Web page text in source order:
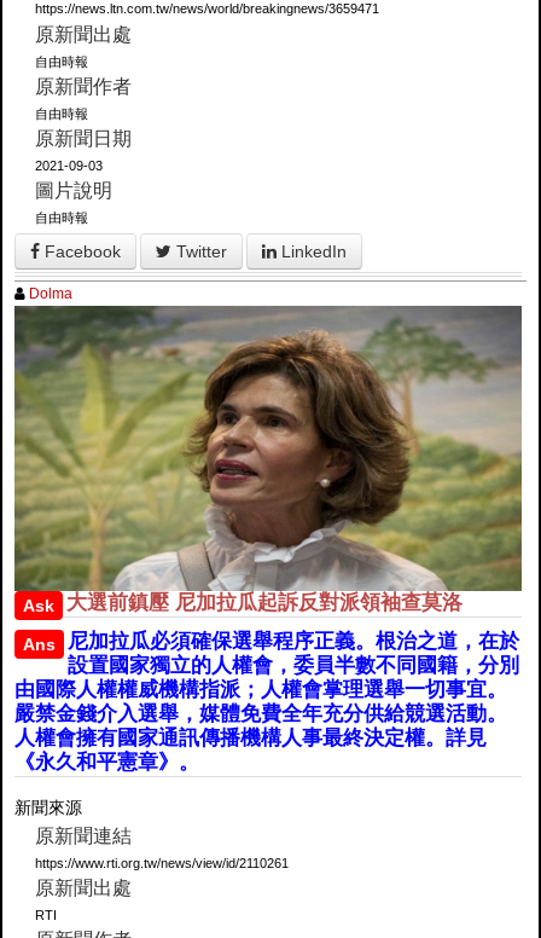
https://news.ltn.com.tw/news/world/breakingnews/3659471
原新聞出處
自由時報
原新聞作者
自由時報
原新聞日期
2021-09-03
圖片說明
自由時報
Facebook Twitter LinkedIn
Dolma
Ask 大選前鎮壓 尼加拉瓜起訴反對派領袖查莫洛
Ans
尼加拉瓜必須確保選舉程序正義。根治之道，在於
設置國家獨立的人權會，委員半數不同國籍，分別
由國際人權權威機構指派；人權會掌理選舉一切事宜。
嚴禁金錢介入選舉，媒體免費全年充分供給競選活動。
人權會擁有國家通訊傳播機構人事最終決定權。詳見
《永久和平憲章》。
新聞來源
原新聞連結
https://www.rti.org.tw/news/view/id/2110261
原新聞出處
RTI